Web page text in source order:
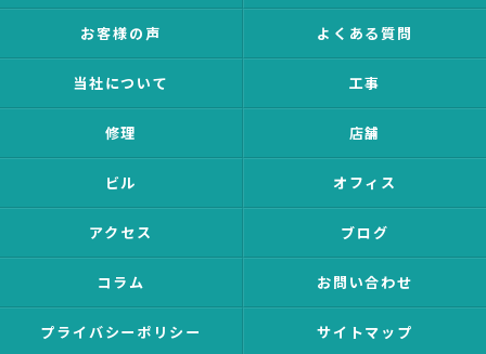
お客様の声 よくある質問
当社について 工事
修理 店舗
ビル オフィス
アクセス ブログ
コラム お問い合わせ
プライバシーポリシー サイトマップ